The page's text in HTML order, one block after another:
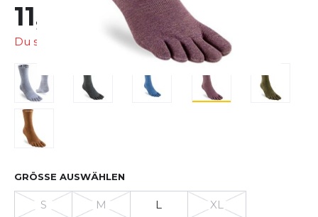
11,99 € 14,95 €
Du sparst
GRÖSSE AUSWÄHLEN
S M L XL